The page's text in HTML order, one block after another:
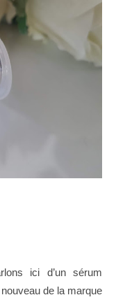
ici d’un sérum
de la marque